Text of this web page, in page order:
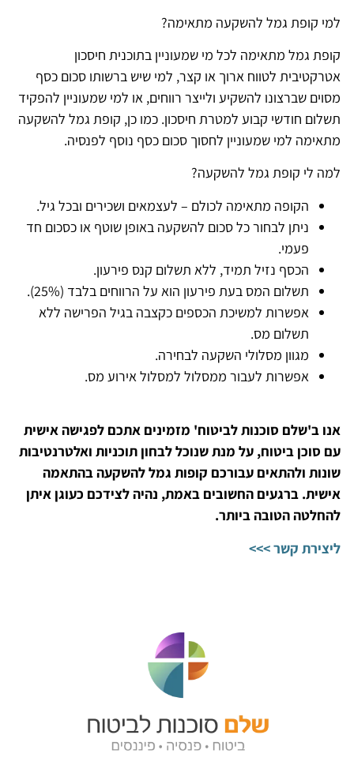
למי קופת גמל להשקעה מתאימה?
קופת גמל מתאימה לכל מי שמעוניין בתוכנית חיסכון
אטרקטיבית לטווח ארוך או קצר, למי שיש ברשותו סכום כסף
מסוים שברצונו להשקיע ולייצר רווחים, או למי שמעוניין להפקיד
תשלום חודשי קבוע למטרת חיסכון. כמו כן, קופת גמל להשקעה
מתאימה למי שמעוניין לחסוך סכום כסף נוסף לפנסיה.
למה לי קופת גמל להשקעה?
הקופה מתאימה לכולם – לעצמאים ושכירים ובכל גיל.
ניתן לבחור כל סכום להשקעה באופן שוטף או כסכום חד
פעמי.
הכסף נזיל תמיד, ללא תשלום קנס פירעון.
תשלום המס בעת פירעון הוא על הרווחים בלבד (25%).
אפשרות למשיכת הכספים כקצבה בגיל הפרישה ללא
תשלום מס.
מגוון מסלולי השקעה לבחירה.
אפשרות לעבור ממסלול למסלול אירוע מס.
אנו ב'שלם סוכנות לביטוח' מזמינים אתכם לפגישה אישית
עם סוכן ביטוח, על מנת שנוכל לבחון תוכניות ואלטרנטיבות
שונות ולהתאים עבורכם קופות גמל להשקעה בהתאמה
אישית. ברגעים החשובים באמת, נהיה לצידכם כעוגן איתן
להחלטה הטובה ביותר.
ליצירת קשר >>>